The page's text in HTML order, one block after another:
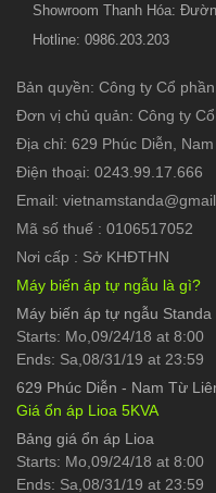
Showroom Thanh Hóa:
Hotline: 0986.203.203
Bản quyền: Công ty Cổ
Đơn vị chủ quản: Công ty
Địa chỉ: 629 Phúc Diễn,
Điện thoại: 0243.99.17.666
Email:
Mã số thuế : 0106517052
Nơi cấp : Sở KHĐTHN
Máy biến áp tự ngẫu là gì?
Máy biến áp tự ngẫu Standa
Starts: Mo,09/24/18 at 8:00
Ends: Sa,08/31/19 at 23:59
629 Phúc Diễn - Nam Từ
Giá ổn áp Lioa 5KVA
Bảng giá ổn áp Lioa
Starts: Mo,09/24/18 at 8:00
Ends: Sa,08/31/19 at 23:59